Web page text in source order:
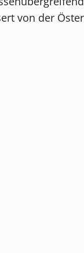
von der